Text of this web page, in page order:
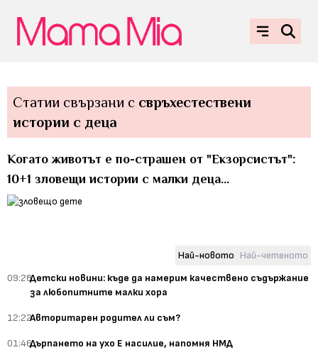
Статии свързани с свръхестествени
истории с деца
Когато животът е по-страшен от "Екзорсистът":
10+1 зловещи истории с малки деца...
Най-новото Най-четеното
09:28Детски новини: къде да намерим качествено съдържание
за любопитните малки хора
12:22Авторитарен родител ли съм?
01:46Дърпането на ухо Е насилие, напомня НМД